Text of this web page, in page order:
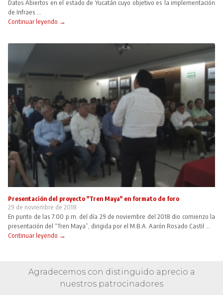
Datos Abiertos en el estado de Yucatán cuyo objetivo es la implementación
de Infraes ...
Continuar leyendo →
Presentación del proyecto "Tren Maya" en formato de foro
29 de noviembre de 2018
En punto de las 7:00 p.m. del día 29 de noviembre del 2018 dio comienzo la
presentación del “Tren Maya”, dirigida por el M.B.A. Aarón Rosado Castil ...
Continuar leyendo →
Agradecemos con distinguido aprecio a
nuestros patrocinadores